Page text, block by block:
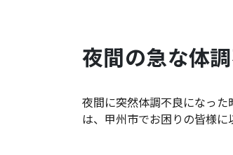
夜間の急な体
夜間に突然体調不良になっ
は、 甲州市でお困りの皆様に